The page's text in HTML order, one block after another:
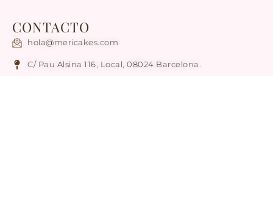
CONTACTO
hola@mericakes.com
C/ Pau Alsina 116, Local, 08024 Barcelona.